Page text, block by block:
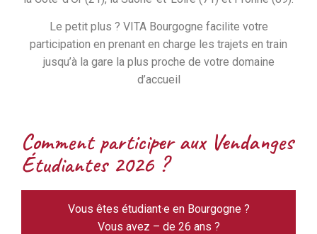
Le petit plus ? VITA Bourgogne facilite votre
participation en prenant en charge les trajets en train
jusqu’à la gare la plus proche de votre domaine
d’accueil
Comment participer aux Vendanges
Étudiantes 2026 ?
Vous êtes étudiant·e en Bourgogne ?
Vous avez – de 26 ans ?